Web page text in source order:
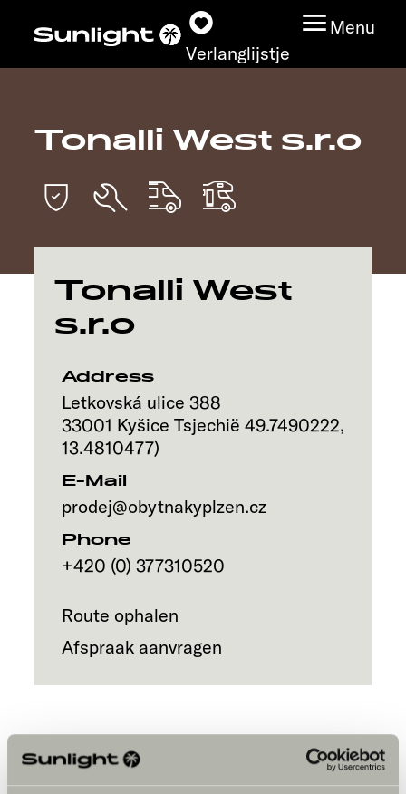
Verlanglijstje
Menu
Modeloverzicht
Configurator
Vind jouw Sunlight
Vind jouw dealer
Service
Tonalli West s.r.o
Tonalli West
s.r.o
Address
Letkovská ulice 388
33001 Kyšice Tsjechië 49.7490222,
13.4810477)
E-Mail
prodej@obytnakyplzen.cz
Phone
+420 (0) 377310520
Route ophalen
Afspraak aanvragen